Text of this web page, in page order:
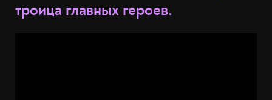
троица главных героев.